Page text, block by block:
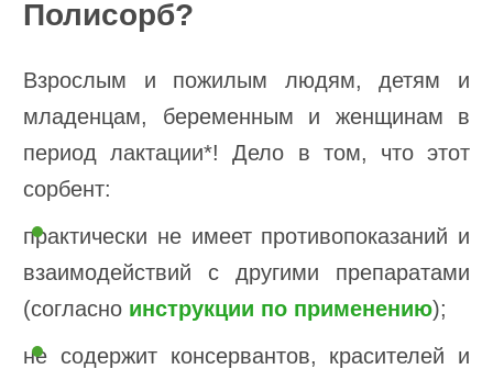
Полисорб?
Взрослым и пожилым людям, детям и
младенцам, беременным и женщинам в
период лактации*! Дело в том, что этот
сорбент:
практически не имеет противопоказаний и
взаимодействий с другими препаратами
(согласно инструкции по применению);
не содержит консервантов, красителей и